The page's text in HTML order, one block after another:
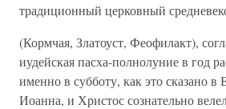
традиционный церковный
(Кормчая, Златоуст, Феофилакт),
иудейская пасха-полнолуние в год
именно в субботу, как это сказано в
Иоанна, и Христос сознательно